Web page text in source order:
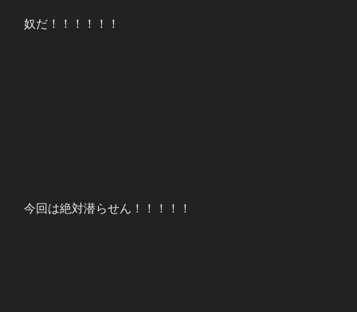
奴だ！！！！！！
今回は絶対潜らせん！！！！！